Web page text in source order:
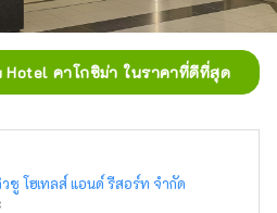
Hotel คาโกชิม่า ในราคาที่ดีที่สุด
ชู โฮเทลส์ แอนด์ รีสอร์ท จำกัด